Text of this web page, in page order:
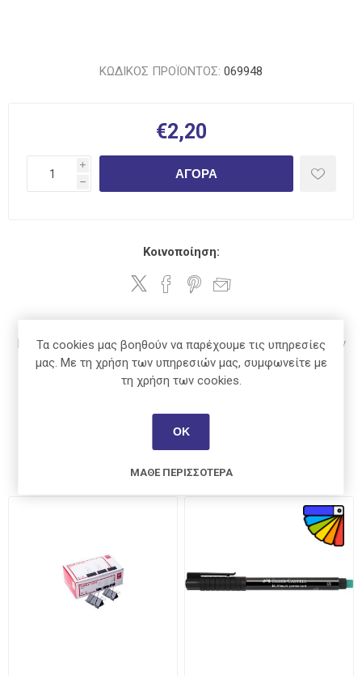
ΚΩΔΙΚΟΣ ΠΡΟΪΟΝΤΟΣ: 069948
€2,20
i
h
ΑΓΟΡΆ
Κοινοποίηση:
Μόνο οι εγγεγραμμένοι χρήστες μπορούν να γράψουν
σχόλια
Οι πελάτες που αγόρασαν αυτό το
προϊόν αγόρασαν επίσης
Τα cookies μας βοηθούν να παρέχουμε τις υπηρεσίες
μας. Με τη χρήση των υπηρεσιών μας, συμφωνείτε με
τη χρήση των cookies.
ΟΚ
ΜΆΘΕ ΠΕΡΙΣΣΌΤΕΡΑ